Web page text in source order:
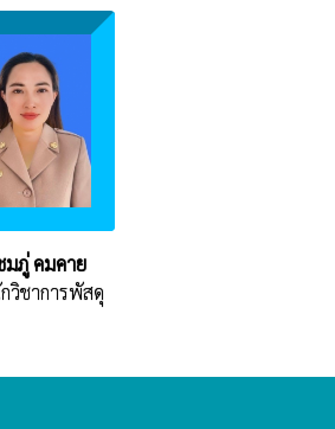
มภู่ คมคาย
วิชาการพัสดุ